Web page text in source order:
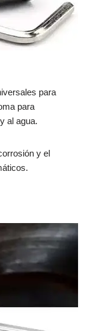
para
para
al agua.
y el